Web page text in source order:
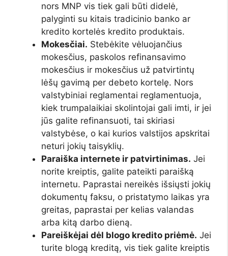
nors MNP vis tiek gali būti didelė,
palyginti su kitais tradicinio banko ar
kredito kortelės kredito produktais.
Mokesčiai. Stebėkite vėluojančius
mokesčius, paskolos refinansavimo
mokesčius ir mokesčius už patvirtintų
lėšų gavimą per debeto kortelę. Nors
valstybiniai reglamentai reglamentuoja,
kiek trumpalaikiai skolintojai gali imti, ir jei
jūs galite refinansuoti, tai skiriasi
valstybėse, o kai kurios valstijos apskritai
neturi jokių taisyklių.
Paraiška internete ir patvirtinimas. Jei
norite kreiptis, galite pateikti paraišką
internetu. Paprastai nereikės išsiųsti jokių
dokumentų faksu, o pristatymo laikas yra
greitas, paprastai per kelias valandas
arba kitą darbo dieną.
Pareiškėjai dėl blogo kredito priėmė. Jei
turite blogą kreditą, vis tiek galite kreiptis